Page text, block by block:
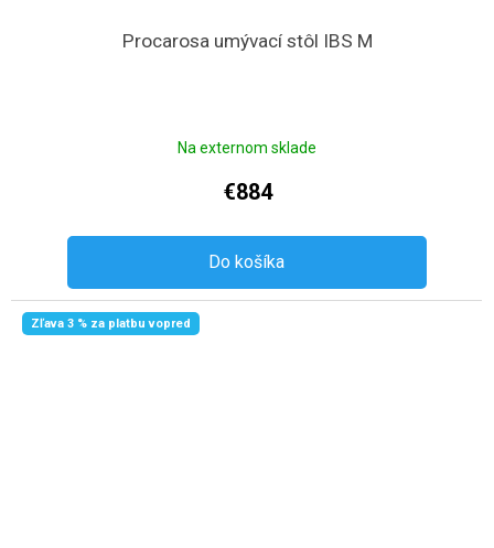
Procarosa umývací stôl IBS M
Na externom sklade
€884
Do košíka
Zľava 3 % za platbu vopred